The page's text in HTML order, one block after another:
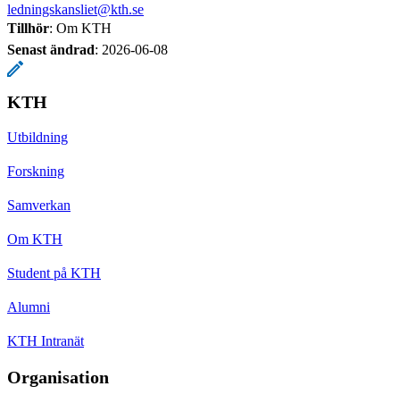
ledningskansliet@kth.se
Tillhör: Om KTH
Senast ändrad: 2026-06-08
KTH
Utbildning
Forskning
Samverkan
Om KTH
Student på KTH
Alumni
KTH Intranät
Organisation